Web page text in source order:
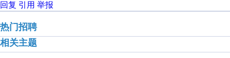
回复 引用 举报
热门招聘
相关主题